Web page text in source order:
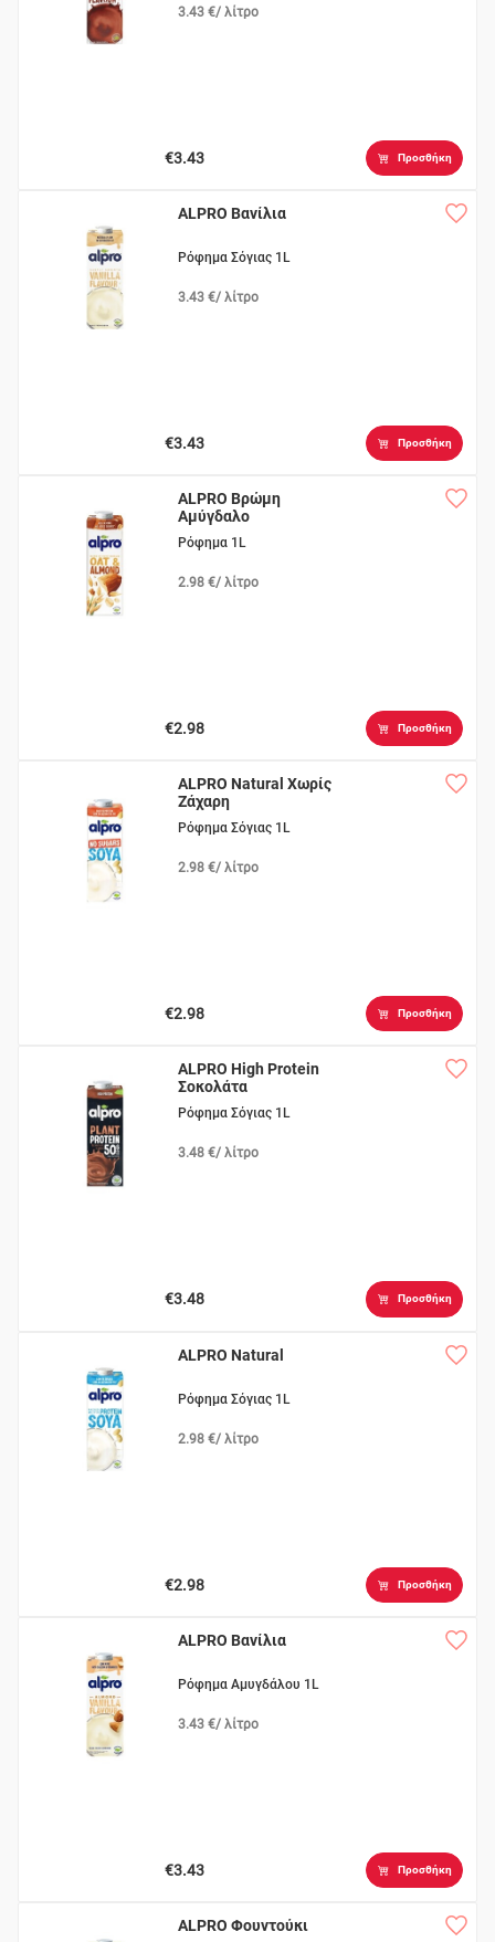
3.43 €/ λίτρο
€3.43 Προσθήκη
ALPRO Βανίλια
Ρόφημα Σόγιας 1L
3.43 €/ λίτρο
€3.43 Προσθήκη
ALPRO Βρώμη
Αμύγδαλο
Ρόφημα 1L
2.98 €/ λίτρο
€2.98 Προσθήκη
ALPRO Natural Χωρίς
Ζάχαρη
Ρόφημα Σόγιας 1L
2.98 €/ λίτρο
€2.98 Προσθήκη
ALPRO High Protein
Σοκολάτα
Ρόφημα Σόγιας 1L
3.48 €/ λίτρο
€3.48 Προσθήκη
ALPRO Natural
Ρόφημα Σόγιας 1L
2.98 €/ λίτρο
€2.98 Προσθήκη
ALPRO Βανίλια
Ρόφημα Αμυγδάλου 1L
3.43 €/ λίτρο
€3.43 Προσθήκη
ALPRO Φουντούκι